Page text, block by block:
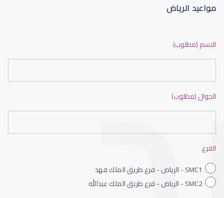
ضعف نظر الاطفال
مواعيد الرياض
الاسم (مطلوب)
الجوال (مطلوب)
الفرع
SMC1 - الرياض - فرع طريق الملك فهد
SMC2 - الرياض - فرع طريق الملك عبدالله